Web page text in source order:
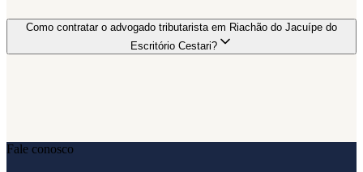
Como contratar o advogado tributarista em Riachão do Jacuípe do
Escritório Cestari?
Fale conosco